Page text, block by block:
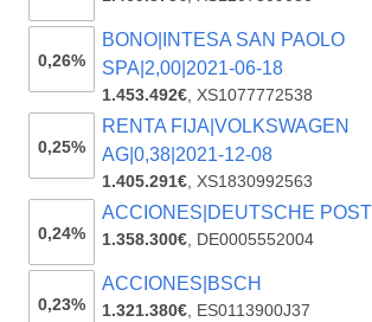
0,26%
BONO|INTESA SAN PAOLO
SPA|2,00|2021-06-18
1.453.492€,XS1077772538
0,25%
RENTA FIJA|VOLKSWAGEN
AG|0,38|2021-12-08
1.405.291€,XS1830992563
0,24%
ACCIONES|DEUTSCHE POST
1.358.300€, DE0005552004
0,23%
ACCIONES|BSCH
1.321.380€, ES0113900J37